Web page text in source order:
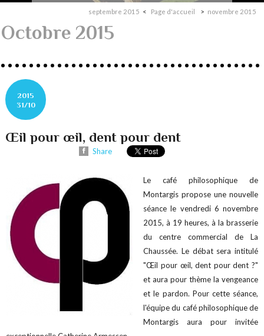
septembre 2015 Page d'accueil novembre 2015
Octobre 2015
2015
31/10
Œil pour œil, dent pour dent
Share
Le café philosophique de
Montargis propose une nouvelle
séance le vendredi 6 novembre
2015, à 19 heures, à la brasserie
du centre commercial de La
Chaussée. Le débat sera intitulé
"Œil pour œil, dent pour dent ?"
et aura pour thème la vengeance
et le pardon. Pour cette séance,
l'équipe du café philosophique de
Montargis aura pour invitée